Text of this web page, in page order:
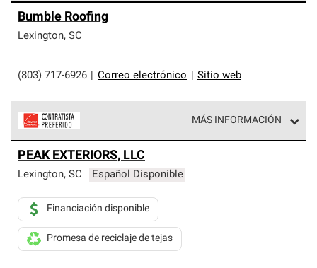
Corning constituyen el nivel superior de nuestra red
exclusiva y cumplen con estándares estrictos de
sistemas de techos.
Bumble Roofing
Lexington, SC
(803) 717-6926 Correo electrónico Sitio web
MÁS INFORMACIÓN
parte de una red exclusiva de profesionales de techos
que cumplen con altos estándares y requisitos estrictos
PEAK EXTERIORS, LLC
Lexington, SC Español Disponible
Financiación disponible
Promesa de reciclaje de tejas